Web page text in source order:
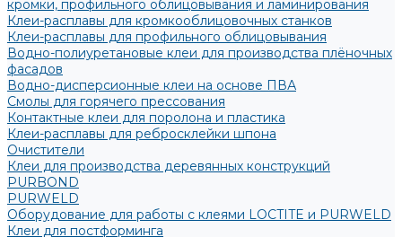
кромки, профильного облицовывания и ламинирования
Клеи-расплавы для кромкооблицовочных станков
Клеи-расплавы для профильного облицовывания
Водно-полиуретановые клеи для производства плёночных
фасадов
Водно-дисперсионные клеи на основе ПВА
Смолы для горячего прессования
Контактные клеи для поролона и пластика
Клеи-расплавы для ребросклейки шпона
Очистители
Клеи для производства деревянных конструкций
PURBOND
PURWELD
Оборудование для работы с клеями LOCTITE и PURWELD
Клеи для постформинга